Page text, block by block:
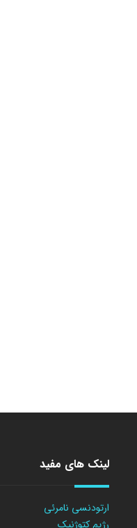
لینک های مفید
ارتودنسی نامرئی
رژیم کتوژنیک